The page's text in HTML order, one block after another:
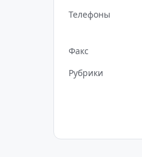
Телефоны
Факс
Рубрики